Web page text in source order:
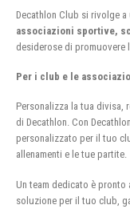
Decathlon Club si rivolge a
associazioni sportive,
desiderose di promuovere
Per i club e le
Personalizza la tua divisa,
di Decathlon. Con
personalizzato per il tuo
allenamenti e le tue partite.
Un team dedicato è
soluzione per il tuo club,